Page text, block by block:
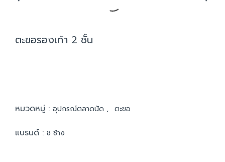
ตะขอรองเท้า 2 ชั้น
หมวดหมู่ : อุปกรณ์ตลาดนัด , ตะขอ
แบรนด์ : ช ช้าง